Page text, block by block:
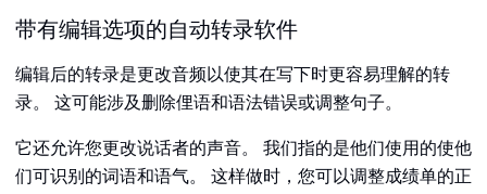
带有编辑选项的自动转录软件
编辑后的转录是更改音频以使其在写下时更容易理解的转
录。 这可能涉及删除俚语和语法错误或调整句子。
它还允许您更改说话者的声音。 我们指的是他们使用的使他
们可识别的词语和语气。 这样做时，您可以调整成绩单的正